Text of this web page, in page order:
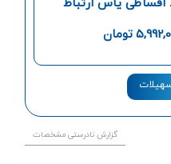
اقساطی یاس ارتباط
تومان
گزارش نادرستی مشخصات